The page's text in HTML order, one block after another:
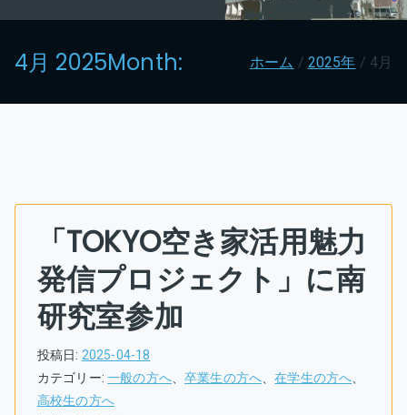
4月 2025Month: ホーム 2025年 4月
「TOKYO空き家活用魅力
発信プロジェクト」に南
研究室参加
投稿日: 2025-04-18
カテゴリー:一般の方へ、卒業生の方へ、在学生の方へ、
高校生の方へ